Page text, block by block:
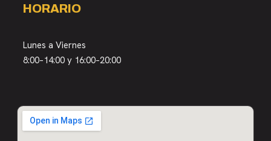
HORARIO
Lunes a Viernes
8:00–14:00 y 16:00–20:00